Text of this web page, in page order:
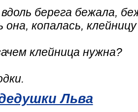
берега бежала,
она, копалась,
клейница нужна?
Льва